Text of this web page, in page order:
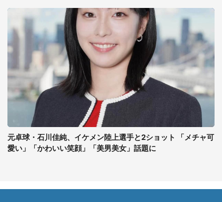
元卓球・石川佳純、イケメン陸上選手と2ショット 「メチャ可
愛い」「かわいい笑顔」「美男美女」話題に